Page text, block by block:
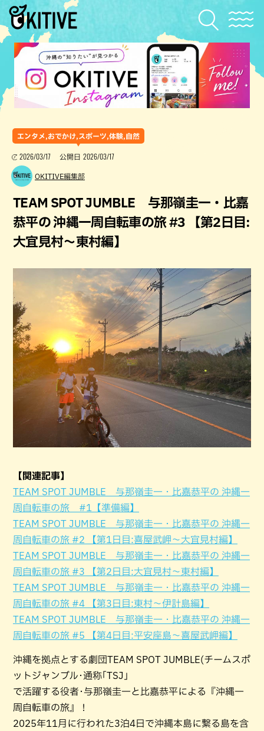
エンタメ,おでかけ,スポーツ,体験,自然
2026/03/17 公開日 2026/03/17
OKITIVE編集部
TEAM SPOT JUMBLE 与那嶺圭一・比嘉
恭平の 沖縄一周自転車の旅 #3 【第2日目:
大宜見村～東村編】
【関連記事】
TEAM SPOT JUMBLE 与那嶺圭一・比嘉恭平の 沖縄一
周自転車の旅 #1【準備編】
TEAM SPOT JUMBLE 与那嶺圭一・比嘉恭平の 沖縄一
周自転車の旅 #2 【第1日目:喜屋武岬～大宜見村編】
TEAM SPOT JUMBLE 与那嶺圭一・比嘉恭平の 沖縄一
周自転車の旅 #3 【第2日目:大宜見村～東村編】
TEAM SPOT JUMBLE 与那嶺圭一・比嘉恭平の 沖縄一
周自転車の旅 #4 【第3日目:東村～伊計島編】
TEAM SPOT JUMBLE 与那嶺圭一・比嘉恭平の 沖縄一
周自転車の旅 #5 【第4日目:平安座島～喜屋武岬編】
沖縄を拠点とする劇団TEAM SPOT JUMBLE(チームスポ
ットジャンブル･通称｢TSJ｣
で活躍する役者･与那嶺圭一と比嘉恭平による『沖縄一
周自転車の旅』！
2025年11月に行われた3泊4日で沖縄本島に繋る島を含